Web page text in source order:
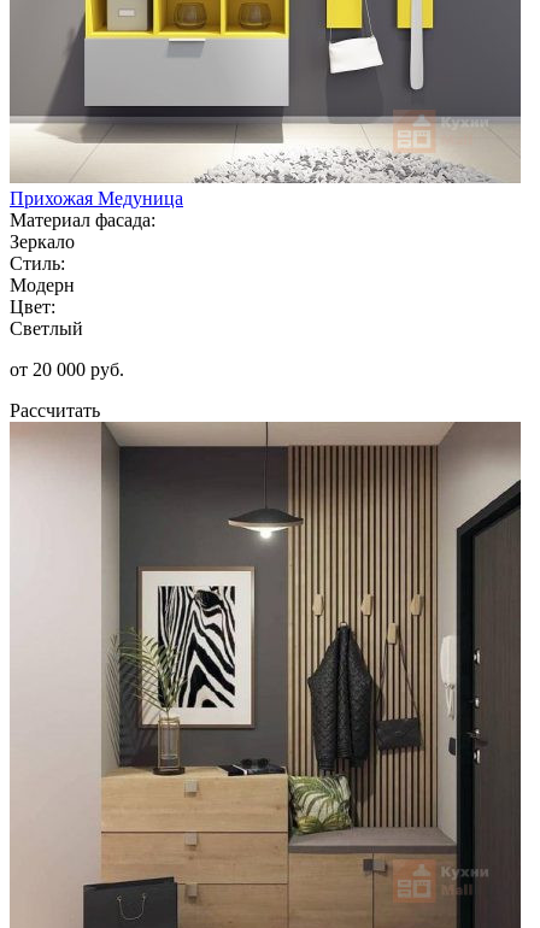
Прихожая Медуница
Материал фасада:
Зеркало
Стиль:
Модерн
Цвет:
Светлый
от 20 000 руб.
Рассчитать